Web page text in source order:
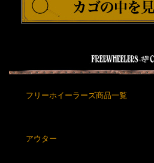
フリーホイーラーズ商品一覧
アウター